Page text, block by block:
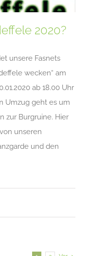
2020?
unsere Fasnets
wecken“ am
ab 18.00 Uhr
Umzug geht es um
zur Burgruine. Hier
unseren
und den